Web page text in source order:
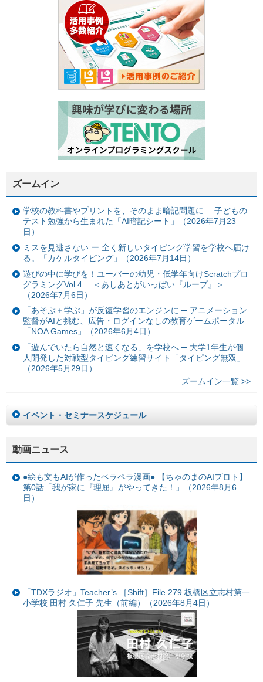
ズームイン
学校の教科書やプリントを、そのまま暗記問題に ─ 子どもの
テスト勉強から生まれた「AI暗記シート」（2026年7月23
日）
ミスを見逃さない ー 全く新しいタイピング学習を学校へ届け
る。「カケルタイピング」（2026年7月14日）
遊びの中に学びを！ユーバーの幼児・低学年向けScratchプロ
グラミングVol.4 ＜あしあとがいっぱい『ループ』＞
（2026年7月6日）
「あそぶ＋学ぶ」が反復学習のエンジンに ─ アニメーション
監督がAIと挑む、広告・ログインなしの教育ゲームポータル
「NOA Games」（2026年6月4日）
「遊んでいたら自然と速くなる」を学校へ ─ 大学1年生が個
人開発した対戦型タイピング練習サイト「タイピング無双」
（2026年5月29日）
ズームイン一覧 >>
イベント・セミナースケジュール
動画ニュース
●絵も文もAIが作ったペラペラ漫画● 【ちゃのまのAIプロト】
第0話「我が家に『理屈』がやってきた！」（2026年8月6
日）
「TDXラジオ」Teacher’s ［Shift］File.279 板橋区立志村第一
小学校 田村 久仁子 先生（前編）（2026年8月4日）